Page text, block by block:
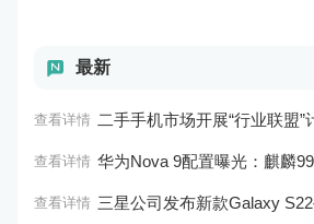
最新
查看详情 二手手机市场开展“行业联盟”计
查看详情 华为Nova 9配置曝光：麒麟990
查看详情 三星公司发布新款Galaxy S22手机，将搭载